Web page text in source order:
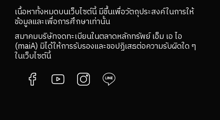
เนื้อหาทั้งหมดบนเว็บไซต์นี้ มีขึ้นเพื่อวัตถุประสงค์ในการให้
ข้อมูลและเพื่อการศึกษาเท่านั้น
สมาคมบริษัทจดทะเบียนในตลาดหลักทรัพย์ เอ็ม เอ ไอ
(maiA) มิได้ให้การรับรองและขอปฏิเสธต่อความรับผิดใด ๆ
ในเว็บไซต์นี้